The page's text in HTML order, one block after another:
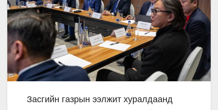
Засгийн газрын ээлжит хуралдаанд